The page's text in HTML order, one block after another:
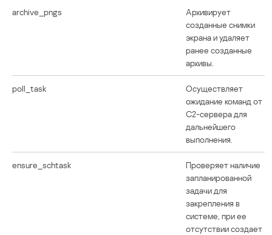
archive_pngs
Архивирует
созданные снимки
экрана и удаляет
ранее созданные
архивы.
poll_task
Осуществляет
ожидание команд от
C2-сервера для
дальнейшего
выполнения.
ensure_schtask
Проверяет наличие
запланированной
задачи для
закрепления в
системе, при ее
отсутствии создает